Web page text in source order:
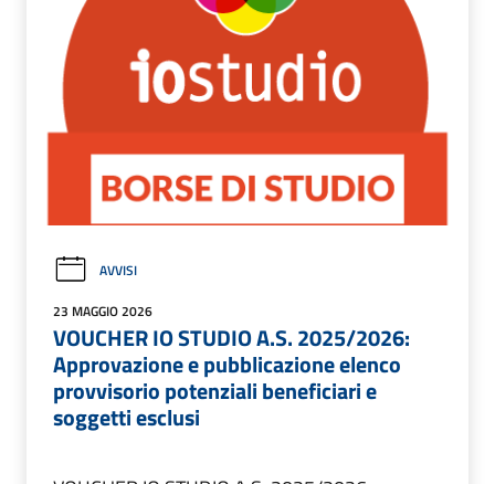
AVVISI
23 MAGGIO 2026
VOUCHER IO STUDIO A.S. 2025/2026:
Approvazione e pubblicazione elenco
provvisorio potenziali beneficiari e
soggetti esclusi